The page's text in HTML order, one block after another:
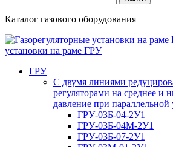
Каталог газового оборудования
установки на раме ГРУ
ГРУ
С двумя линиями
регуляторами на среднее и
давление при параллельной
ГРУ-03Б-04-2У1
ГРУ-03Б-04М-2У1
ГРУ-03Б-07-2У1